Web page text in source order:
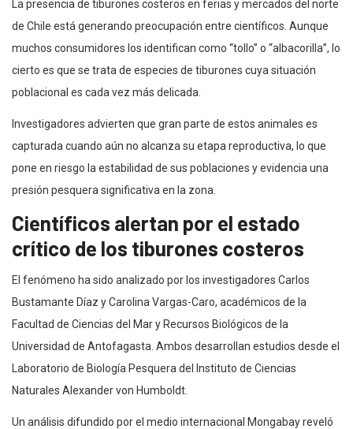
La presencia de tiburones costeros en ferias y mercados del norte
de Chile está generando preocupación entre científicos. Aunque
muchos consumidores los identifican como “tollo” o “albacorilla”, lo
cierto es que se trata de especies de tiburones cuya situación
poblacional es cada vez más delicada.
Investigadores advierten que gran parte de estos animales es
capturada cuando aún no alcanza su etapa reproductiva, lo que
pone en riesgo la estabilidad de sus poblaciones y evidencia una
presión pesquera significativa en la zona.
Científicos alertan por el estado
crítico de los tiburones costeros
El fenómeno ha sido analizado por los investigadores Carlos
Bustamante Díaz y Carolina Vargas-Caro, académicos de la
Facultad de Ciencias del Mar y Recursos Biológicos de la
Universidad de Antofagasta. Ambos desarrollan estudios desde el
Laboratorio de Biología Pesquera del Instituto de Ciencias
Naturales Alexander von Humboldt.
Un análisis difundido por el medio internacional Mongabay reveló